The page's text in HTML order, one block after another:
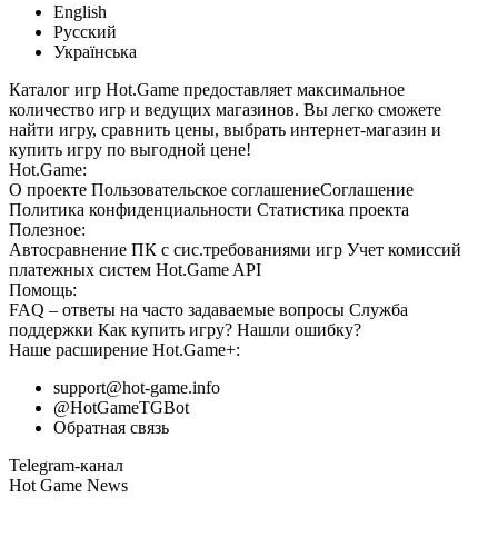
English
Русский
Українська
Каталог игр Hot.Game предоставляет максимальное
количество игр и ведущих магазинов. Вы легко сможете
найти игру, сравнить цены, выбрать интернет-магазин и
купить игру по выгодной цене!
Hot.Game:
О проекте Пользовательское соглашениеСоглашение
Политика конфиденциальности Статистика проекта
Полезное:
Автосравнение ПК с сис.требованиями игр Учет комиссий
платежных систем Hot.Game API
Помощь:
FAQ – ответы на часто задаваемые вопросы Служба
поддержки Как купить игру? Нашли ошибку?
Наше расширение Hot.Game+:
support@hot-game.info
@HotGameTGBot
Обратная связь
Telegram-канал
Hot Game News